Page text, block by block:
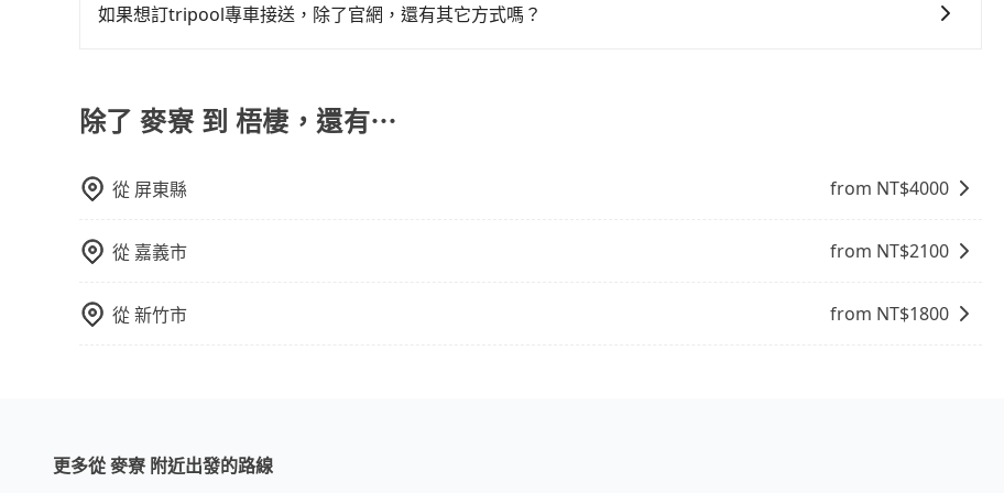
求，並確認是否能安排符合您需求的用車服務。
如果想訂tripool專車接送，除了官網，還有其它方式嗎？
除了 麥寮 到 梧棲，還有⋯
從 屏東縣 from NT$4000
從 嘉義市 from NT$2100
從新竹市 from NT$1800
更多從 麥寮 附近出發的路線